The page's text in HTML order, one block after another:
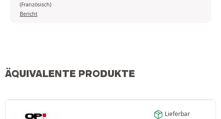
(Französisch)
Bericht
ÄQUIVALENTE PRODUKTE
Lieferbar